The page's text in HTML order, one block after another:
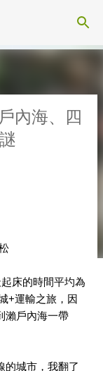
內海、四
床的時間平圴為
+運輸之旅，因
瀨戶內海一帶
的城市，我翻了